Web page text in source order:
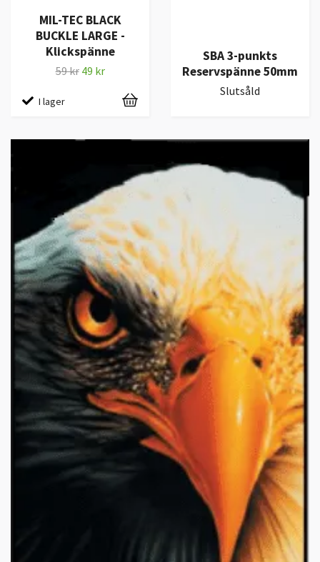
MIL-TEC BLACK
BUCKLE LARGE -
Klickspänne
59 kr 49 kr
I lager
SBA 3-punkts
Reservspänne 50mm
Slutsåld